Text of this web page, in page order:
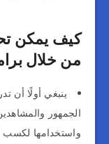
من خلال
ينبغي أولًا أن
واستخدامها لكسب